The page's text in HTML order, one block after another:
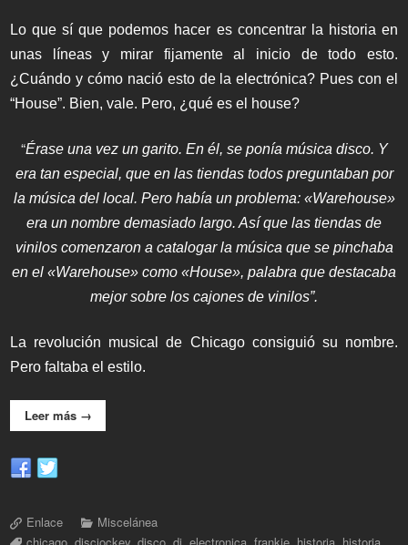
Lo que sí que podemos hacer es concentrar la historia en
unas líneas y mirar fijamente al inicio de todo esto.
¿Cuándo y cómo nació esto de la electrónica? Pues con el
“House”. Bien, vale. Pero, ¿qué es el house?
“Érase una vez un garito. En él, se ponía música disco. Y
era tan especial, que en las tiendas todos preguntaban por
la música del local. Pero había un problema: «Warehouse»
era un nombre demasiado largo. Así que las tiendas de
vinilos comenzaron a catalogar la música que se pinchaba
en el «Warehouse» como «House», palabra que destacaba
mejor sobre los cajones de vinilos”.
La revolución musical de Chicago consiguió su nombre.
Pero faltaba el estilo.
Leer más →
Enlace
Miscelánea